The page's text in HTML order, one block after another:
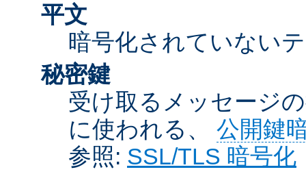
平文
暗号化されていない
秘密鍵
受け取るメッセージ
に使われる、 公開鍵
参照: SSL/TLS 暗号化